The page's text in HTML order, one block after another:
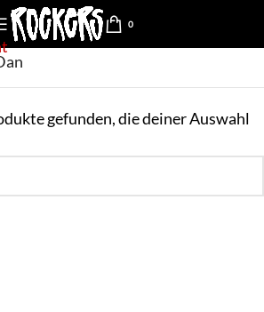
0
gefunden, die deiner Auswahl